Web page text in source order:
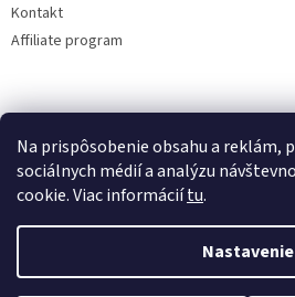
Na prispôsobenie obsahu a reklám,
sociálnych médií a analýzu
cookie. Viac informáciítu.
Nastavenie
Kontakt
Affiliate program